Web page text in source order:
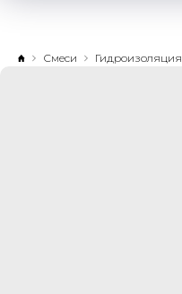
Смеси Гидроизоляция